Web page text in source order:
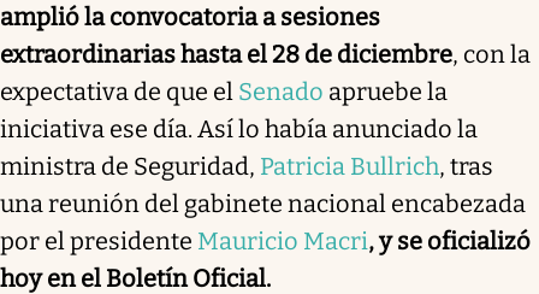
amplió la convocatoria a sesiones
extraordinarias hasta el 28 de diciembre, con la
expectativa de que el Senado apruebe la
iniciativa ese día. Así lo había anunciado la
ministra de Seguridad, Patricia Bullrich, tras
una reunión del gabinete nacional encabezada
por el presidente Mauricio Macri, y se oficializó
hoy en el Boletín Oficial.